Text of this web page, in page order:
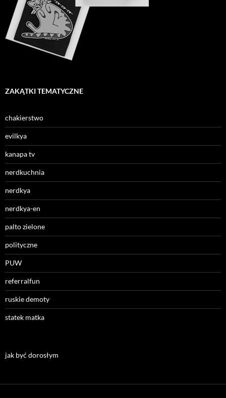
ZAKĄTKI TEMATYCZNE
chakierstwo
evilkya
kanapa tv
nerdkuchnia
nerdkya
nerdkya-en
palto zielone
polityczne
PUW
referralfun
ruskie demoty
statek matka
jak być dorosłym